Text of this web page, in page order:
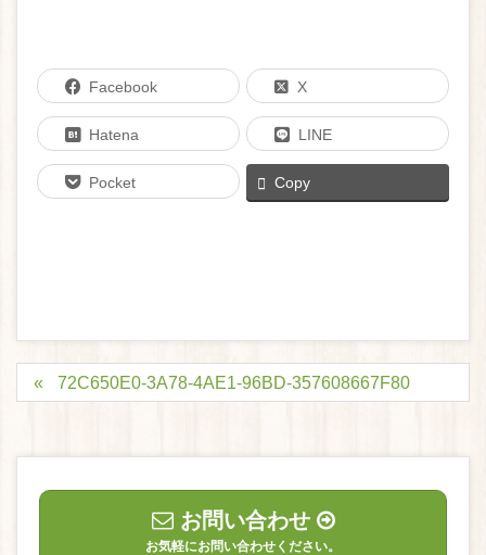
Facebook X
Hatena LINE
Pocket Copy
72C650E0-3A78-4AE1-96BD-357608667F80
お問い合わせ
お気軽にお問い合わせください。